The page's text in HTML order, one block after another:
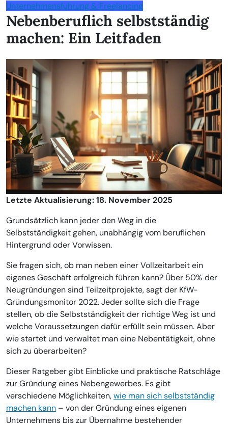
Unternehmensführung & Freelancing
Nebenberuflich selbstständig
machen: Ein Leitfaden
Letzte Aktualisierung: 18. November 2025
Grundsätzlich kann jeder den Weg in die
Selbstständigkeit gehen, unabhängig vom beruflichen
Hintergrund oder Vorwissen.
Sie fragen sich, ob man neben einer Vollzeitarbeit ein
eigenes Geschäft erfolgreich führen kann? Über 50% der
Neugründungen sind Teilzeitprojekte, sagt der KfW-
Gründungsmonitor 2022. Jeder sollte sich die Frage
stellen, ob die Selbstständigkeit der richtige Weg ist und
welche Voraussetzungen dafür erfüllt sein müssen. Aber
wie startet und verwaltet man eine Nebentätigkeit, ohne
sich zu überarbeiten?
Dieser Ratgeber gibt Einblicke und praktische Ratschläge
zur Gründung eines Nebengewerbes. Es gibt
verschiedene Möglichkeiten,wie man sich selbstständig
machen kann – von der Gründung eines eigenen
Unternehmens bis zur Übernahme bestehender